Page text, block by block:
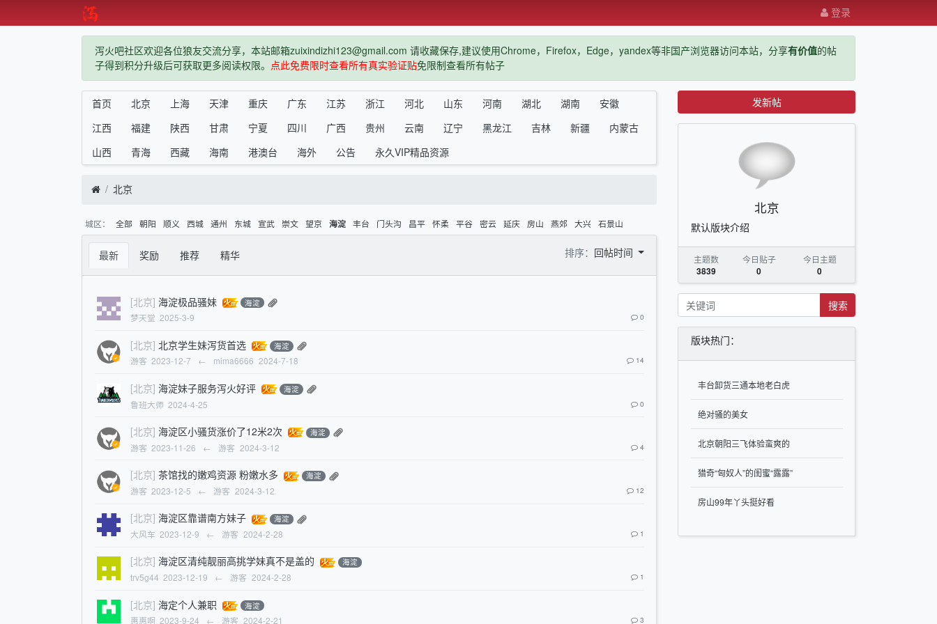
登录
泻火吧社区欢迎各位狼友交流分享，本站邮箱zuixindizhi123@gmail.com 请收藏保存,建议使用Chrome，Firefox，Edge，yandex等非国产浏览器访问本站，分享有价值的帖
子得到积分升级后可获取更多阅读权限。 点此免费限时查看所有真实验证贴免限制查看所有帖子
首页 北京 上海 天津 重庆 广东 江苏 浙江 河北 山东 河南 湖北 湖南
安徽
江西
福建 陕西 甘肃 宁夏 四川 广西 贵州 云南 辽宁 黑龙江 吉林 新疆
内蒙古
山西
青海 西藏 海南 港澳台 海外 公告 永久VIP精品资源
北京
城区： 全部 朝阳 顺义 西城 通州 东城 宣武 崇文 望京 海淀 丰台 门头沟 昌平 怀柔 平谷 密云 延庆 房山 燕郊 大兴 石景山
最新 奖励 推荐 精华 排序： 回帖时间
[北京] 海淀极品骚妹 海淀
梦天堂 2025-3-9 0
[北京] 北京学生妹泻货首选 海淀
游客 2023-12-7 ← mima6666 2024-7-18 14
[北京] 海淀妹子服务泻火好评 海淀
鲁班大师 2024-4-25 0
[北京] 海淀区小骚货涨价了12米2次 海淀
游客 2023-11-26 ← 游客 2024-3-12 4
[北京] 茶馆找的嫩鸡资源 粉嫩水多 海淀
游客 2023-12-5 ← 游客 2024-3-12 12
[北京] 海淀区靠谱南方妹子 海淀
大风车 2023-12-9 ← 游客 2024-2-28 1
[北京] 海淀区清纯靓丽高挑学妹真不是盖的 海淀
trv5g44 2023-12-19 ← 游客 2024-2-28 1
[北京] 海定个人兼职 海淀
惠惠啊 2023-9-24 ← 游客 2024-2-21 3
发新帖
北京
默认版块介绍
主题数
3839
今日贴子
0
今日主题
0
搜索
版块热门：
丰台卸货三通本地老白虎
绝对骚的美女
北京朝阳三飞体验蛮爽的
猎奇“匈奴人”的闺蜜“露露”
房山99年丫头挺好看